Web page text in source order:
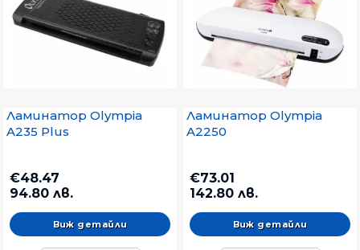
Ламинатор Olympia
A235 Plus
€48.47
94.80 лв.
Виж детайли
Ламинатор Olympia
A2250
€73.01
142.80 лв.
Виж детайли